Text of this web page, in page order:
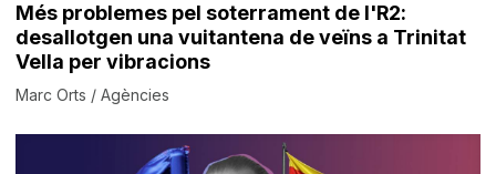
Més problemes pel soterrament de l'R2:
desallotgen una vuitantena de veïns a Trinitat
Vella per vibracions
Marc Orts / Agències